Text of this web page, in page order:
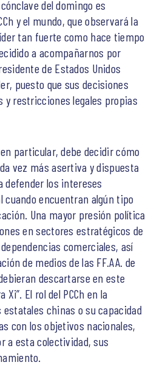
del domingo es
y el mundo, que observará la
tan fuerte como hace tiempo
a acompañarnos por
de Estados Unidos
puesto que sus decisiones
restricciones legales propias
particular, debe decidir cómo
vez más asertiva y dispuesta
defender los intereses
cuando encuentran algún tipo
Una mayor presión política
en sectores estratégicos de
comerciales, así
de medios de las FF.AA. de
descartarse en este
Xi”. El rol del PCCh en la
chinas o su capacidad
con los objetivos nacionales,
a esta colectividad, sus